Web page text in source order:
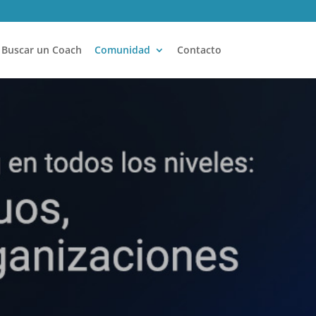
Buscar un Coach Comunidad Contacto